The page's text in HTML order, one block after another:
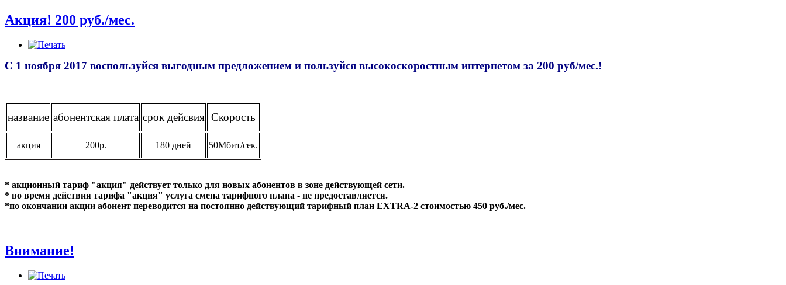
Акция! 200 руб./мес.
С 1 ноября 2017 воспользуйся выгодным предложением и пользуйся высокоскоростным интернетом за 200 руб/мес.!
название абонентская плата срок дейсвия Скорость
акция 200р. 180 дней 50Мбит/сек.
* акционный тариф "акция" действует только для новых абонентов в зоне действующей сети.
* во время действия тарифа "акция" услуга смена тарифного плана - не предоставляется.
*по окончании акции абонент переводится на постоянно действующий тарифный план EXTRA-2 стоимостью 450 руб./мес.
Внимание!